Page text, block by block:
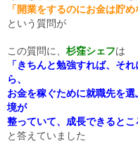
「開業をするのにお金は貯
という質問が
この質問に、 杉窪シェフは
「きちんと勉強すれば、そ
ら、
お金を稼ぐために就職先を
境が
整っていて、成長できるとこ
と答えていました